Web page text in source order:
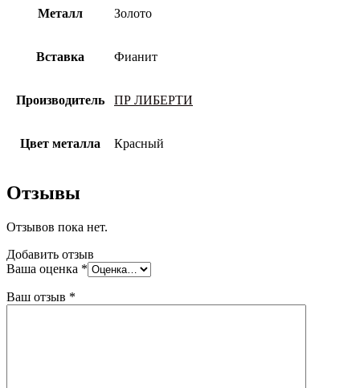
Металл Золото
Вставка Фианит
Производитель ПР ЛИБЕРТИ
Цвет металла Красный
Отзывы
Отзывов пока нет.
Добавить отзыв
Ваша оценка *
Ваш отзыв *